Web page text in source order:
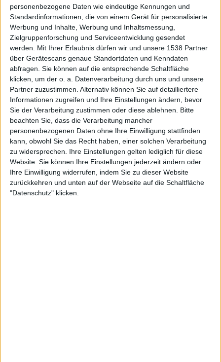
personenbezogene Daten wie eindeutige Kennungen und
Standardinformationen, die von einem Gerät für personalisierte
Werbung und Inhalte, Werbung und Inhaltsmessung,
Zielgruppenforschung und Serviceentwicklung gesendet
werden.
Mit Ihrer Erlaubnis dürfen wir und unsere 1538 Partner
über Gerätescans genaue Standortdaten und Kenndaten
abfragen. Sie können auf die entsprechende Schaltfläche
klicken, um der o. a. Datenverarbeitung durch uns und unsere
Partner zuzustimmen. Alternativ können Sie auf detailliertere
Informationen zugreifen und Ihre Einstellungen ändern, bevor
Sie der Verarbeitung zustimmen oder diese ablehnen.
Bitte
beachten Sie, dass die Verarbeitung mancher
personenbezogenen Daten ohne Ihre Einwilligung stattfinden
kann, obwohl Sie das Recht haben, einer solchen Verarbeitung
zu widersprechen. Ihre Einstellungen gelten lediglich für diese
Website. Sie können Ihre Einstellungen jederzeit ändern oder
Ihre Einwilligung widerrufen, indem Sie zu dieser Website
zurückkehren und unten auf der Webseite auf die Schaltfläche
"Datenschutz" klicken.
Weiter ging es nach einer längeren Umbaupause mit IN
FLAMES. Die Schweden hatten eine coole Lightshow im
Gepäck, der Hintergrund der Bühne war mit großen
Glaskästen zugestellt, in welchen sich große Lauflichter
befanden. Lustigerweise ertönte als Intro das Thema von
„Knight Rider“, während die Lauflichter in besagten
Kästen rot aufleuchteten und somit „K.I.T.T.“, das
Fahrzeug der Serie, imitierten. Die Schweden haben sich
im Laufe der Jahre zu einer der wichtigsten Metal-Bands
entwickelt, und das merkte man auch erneut wieder an
diesem Abend. Man hatte das Gefühl, dass Böblingen Kopf
steht, als die ersten Töne von „Pinball Map“ ertönten.
Gefolgt von „Leeches“, über „Cloud Connected“,
„Trigger“ bis hin zu „Egonomic“ gab es kein Halten im